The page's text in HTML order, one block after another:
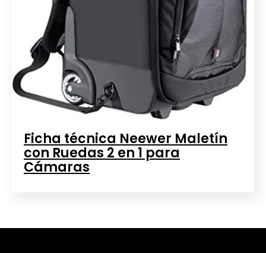
Ficha técnica Neewer Maletín
con Ruedas 2 en 1 para
Cámaras